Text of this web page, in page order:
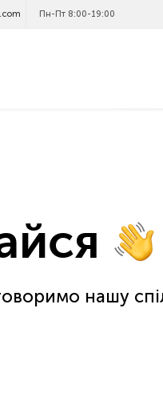
Пн-Пт 8:00-19:00
нашу